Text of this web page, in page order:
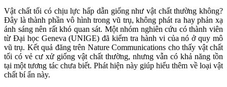
Vật chất tối có chịu lực hấp dẫn giống như vật chất thường không?
Đây là thành phần vô hình trong vũ trụ, không phát ra hay phản xạ
ánh sáng nên rất khó quan sát. Một nhóm nghiên cứu có thành viên
từ Đại học Geneva (UNIGE) đã kiểm tra hành vi của nó ở quy mô
vũ trụ. Kết quả đăng trên Nature Communications cho thấy vật chất
tối có vẻ cư xử giống vật chất thường, nhưng vẫn có khả năng tồn
tại một tương tác chưa biết. Phát hiện này giúp hiểu thêm về loại vật
chất bí ẩn này.